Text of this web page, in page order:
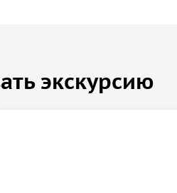
экскурсию